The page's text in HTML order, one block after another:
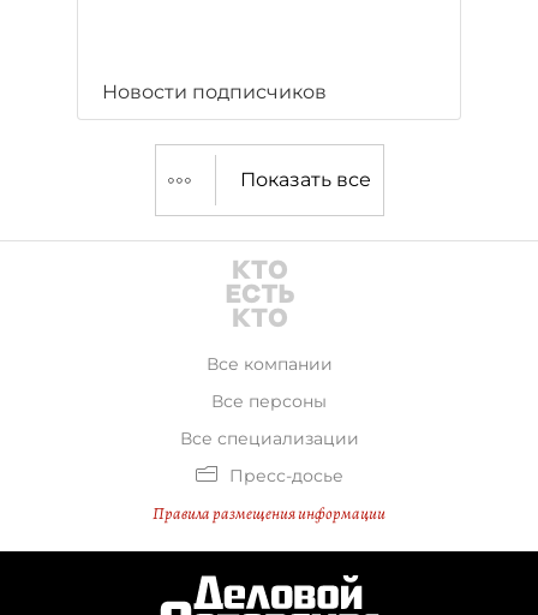
Новости подписчиков
Показать все
Все компании
Все персоны
Все специализации
Пресс-досье
Правила размещения информации